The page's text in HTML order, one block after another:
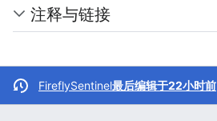
注释与链接
FireflySentinel最后编辑于22小时前